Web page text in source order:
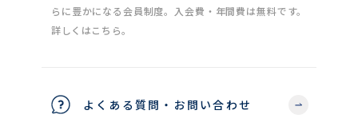
らに豊かになる会員制度。入会費・年間費は無料です。
詳しくはこちら。
よくある質問・お問い合わせ